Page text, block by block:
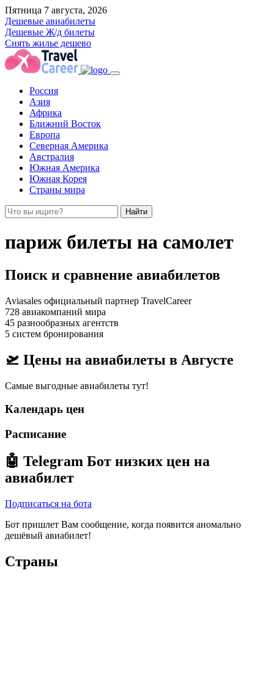
Пятница 7 августа, 2026
Дешевые авиабилеты
Дешевые Ж/д билеты
Снять жилье дешево
Россия
Азия
Африка
Ближний Восток
Европа
Северная Америка
Австралия
Южная Америка
Южная Корея
Страны мира
Найти
париж билеты на самолет
Поиск и сравнение авиабилетов
Aviasales официальный партнер TravelCareer
728 авиакомпаний мира
45 разнообразных агентств
5 систем бронирования
🛫 Цены на авиабилеты в Августе
Самые выгодные авиабилеты тут!
Календарь цен
Расписание
🤖 Telegram Бот низких цен на
авиабилет
Подписаться на бота
Бот пришлет Вам сообщение, когда появится аномально
дешёвый авиабилет!
Страны